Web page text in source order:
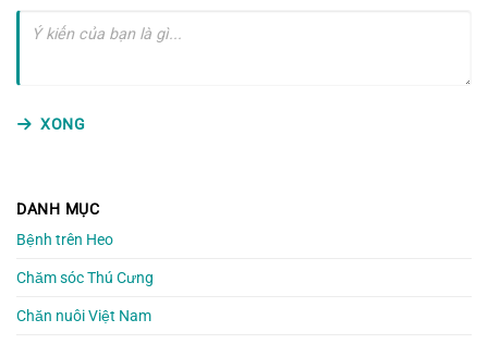
XONG
DANH MỤC
Bệnh trên Heo
Chăm sóc Thú Cưng
Chăn nuôi Việt Nam